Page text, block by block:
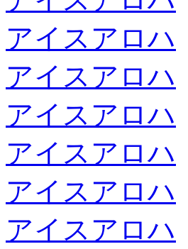
アイスアロハ
アイスアロハ
アイスアロハ
アイスアロハ
アイスアロハ
アイスアロハ